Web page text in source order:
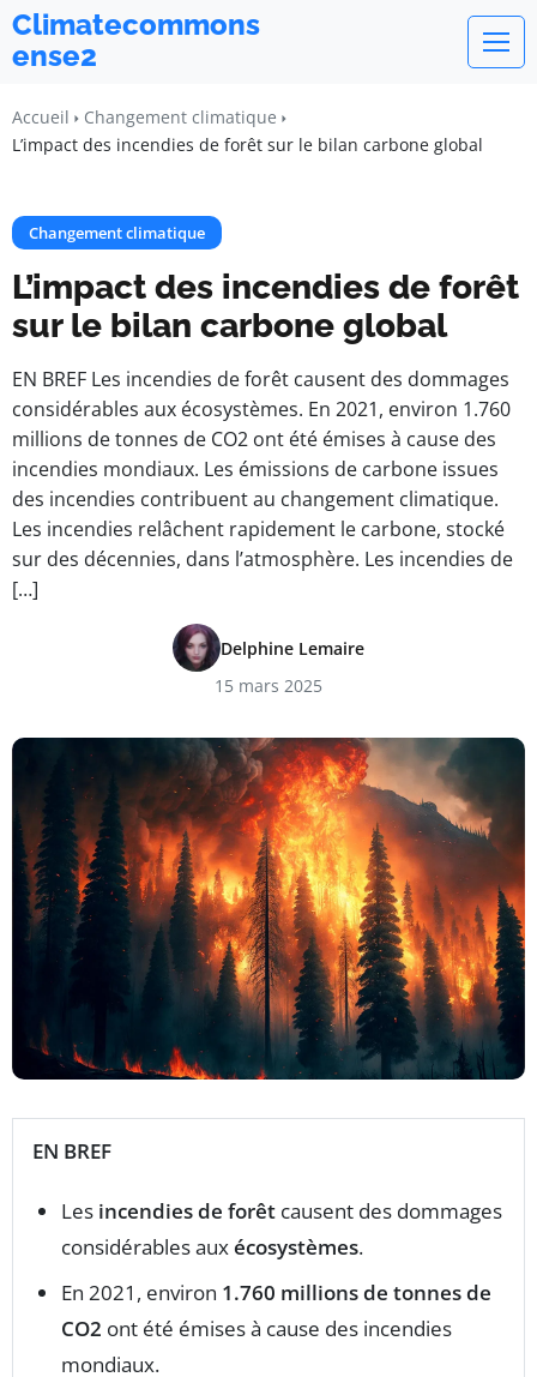
Climatecommons
ense2
Accueil
Changement climatique
L’impact des incendies de forêt sur le bilan carbone global
Changement climatique
L’impact des incendies de forêt
sur le bilan carbone global
EN BREF Les incendies de forêt causent des dommages
considérables aux écosystèmes. En 2021, environ 1.760
millions de tonnes de CO2 ont été émises à cause des
incendies mondiaux. Les émissions de carbone issues
des incendies contribuent au changement climatique.
Les incendies relâchent rapidement le carbone, stocké
sur des décennies, dans l’atmosphère. Les incendies de
[…]
Delphine Lemaire
15 mars 2025
EN BREF
Les incendies de forêt causent des dommages
considérables auxécosystèmes.
En 2021, environ 1.760 millions de tonnes de
CO2 ont été émises à cause des incendies
mondiaux.